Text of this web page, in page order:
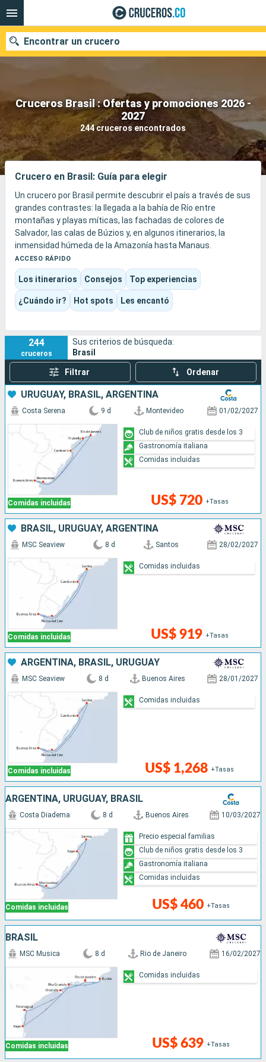
Cruceros Brasil : Ofertas y promociones 2026 -
2027
244 cruceros encontrados
Encontrar un crucero
Fecha de salida
Buscar
Crucero en Brasil: Guía para elegir
Un crucero por Brasil permite descubrir el país a través de sus
grandes contrastes: la llegada a la bahía de Río entre
montañas y playas míticas, las fachadas de colores de
Salvador, las calas de Búzios y, en algunos itinerarios, la
inmensidad húmeda de la Amazonía hasta Manaus.
El viaje alterna puertos animados, playas, samba, cocina
bahiana, bosque tropical, barrios históricos y largos días en el
mar a lo largo del Atlántico sur.
Según la temporada y el barco elegidos, la experiencia puede
ser festiva, playera, cultural, fluvial o más refinada, en un
las escalas.
ACCESO RÁPIDO
Los itinerarios Consejos Top experiencias
¿Cuándo ir? Hot spots Les encantó
244
cruceros
Sus criterios de búsqueda:
Brasil
Filtrar Ordenar
URUGUAY, BRASIL, ARGENTINA
Comidas incluidas
Costa Serena 9 d Montevideo 01/02/2027
US$ 720 +Tasas
Club de niños gratis desde los 3
Gastronomía italiana
Comidas incluidas
BRASIL, URUGUAY, ARGENTINA
Comidas incluidas
MSC Seaview 8 d Santos 28/02/2027
US$ 919 +Tasas
Comidas incluidas
ARGENTINA, BRASIL, URUGUAY
Comidas incluidas
MSC Seaview 8 d Buenos Aires 28/01/2027
US$ 1,268 +Tasas
Comidas incluidas
ARGENTINA, URUGUAY, BRASIL
Comidas incluidas
Costa Diadema 8 d Buenos Aires 10/03/2027
US$ 460 +Tasas
Precio especial familias
Club de niños gratis desde los 3
Gastronomía italiana
Comidas incluidas
BRASIL
Comidas incluidas
MSC Musica 8 d Rio de Janeiro 16/02/2027
US$ 639 +Tasas
Comidas incluidas